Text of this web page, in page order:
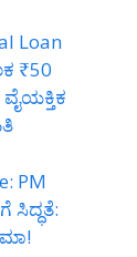
Loan
₹50
PM
ಸಿದ್ಧತೆ: